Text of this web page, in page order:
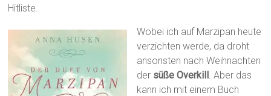
Hitliste.
Wobei ich auf Marzipan heute
verzichten werde, da droht
ansonsten nach Weihnachten
der süße Overkill . Aber das
kann ich mit einem Buch